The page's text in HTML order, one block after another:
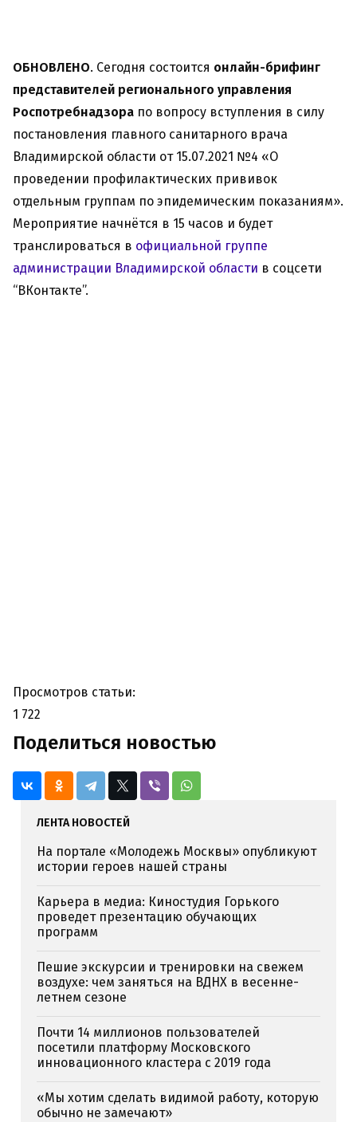
ОБНОВЛЕНО. Сегодня состоится онлайн-брифинг
представителей регионального управления
Роспотребнадзора по вопросу вступления в силу
постановления главного санитарного врача
Владимирской области от 15.07.2021 №4 «О
проведении профилактических прививок
отдельным группам по эпидемическим показаниям».
Мероприятие начнётся в 15 часов и будет
транслироваться в официальной группе
администрации Владимирской области в соцсети
“ВКонтакте”.
Просмотров статьи:
1 722
Поделиться новостью
ЛЕНТА НОВОСТЕЙ
На портале «Молодежь Москвы» опубликуют
истории героев нашей страны
Карьера в медиа: Киностудия Горького
проведет презентацию обучающих
программ
Пешие экскурсии и тренировки на свежем
воздухе: чем заняться на ВДНХ в весенне-
летнем сезоне
Почти 14 миллионов пользователей
посетили платформу Московского
инновационного кластера с 2019 года
«Мы хотим сделать видимой работу, которую
обычно не замечают»